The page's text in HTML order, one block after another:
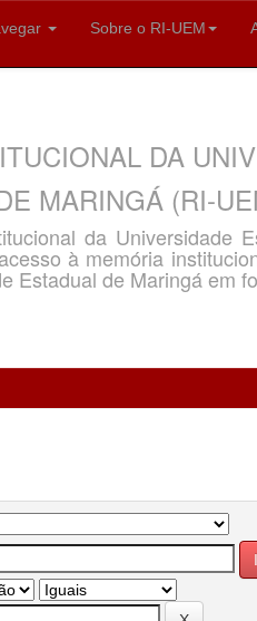
Sobre o RI-UEM
DA
MARINGÁ (RI-
da Universidade
à memória
Estadual de Maringá em